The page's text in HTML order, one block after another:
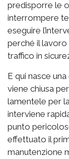
predisporre le
interrompere
eseguire
perché il lavoro
traffico in
E qui nasce
viene chiusa
lamentele per
interviene
punto
effettuato il
manutenzione